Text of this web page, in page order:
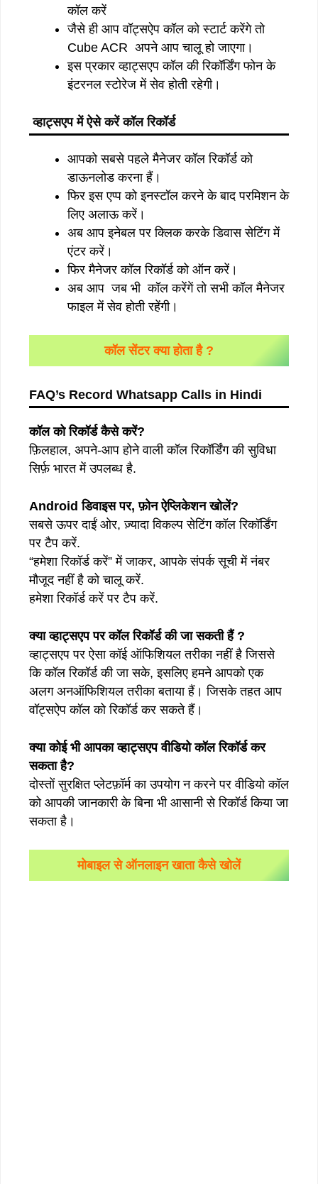
कॉल करें
जैसे ही आप वॉट्सऐप कॉल को स्टार्ट करेंगे तो
Cube ACR अपने आप चालू हो जाएगा।
इस प्रकार व्हाट्सएप कॉल की रिकॉर्डिंग फोन के
इंटरनल स्टोरेज में सेव होती रहेगी।
व्हाट्सएप में ऐसे करें कॉल रिकॉर्ड
आपको सबसे पहले मैनेजर कॉल रिकॉर्ड को
डाऊनलोड करना हैं।
फिर इस एप्प को इनस्टॉल करने के बाद परमिशन के
लिए अलाऊ करें।
अब आप इनेबल पर क्लिक करके डिवास सेटिंग में
एंटर करें।
फिर मैनेजर कॉल रिकॉर्ड को ऑन करें।
अब आप जब भी कॉल करेंगें तो सभी कॉल मैनेजर
फाइल में सेव होती रहेंगी।
कॉल सेंटर क्या होता है ?
FAQ’s Record Whatsapp Calls in Hindi
कॉल को रिकॉर्ड कैसे करें?
फ़िलहाल, अपने-आप होने वाली कॉल रिकॉर्डिंग की सुविधा
सिर्फ़ भारत में उपलब्ध है.
Android डिवाइस पर, फ़ोन ऐप्लिकेशन खोलें?
सबसे ऊपर दाईं ओर, ज़्यादा विकल्प सेटिंग कॉल रिकॉर्डिंग
पर टैप करें.
“हमेशा रिकॉर्ड करें” में जाकर, आपके संपर्क सूची में नंबर
मौजूद नहीं है को चालू करें.
हमेशा रिकॉर्ड करें पर टैप करें.
क्या व्हाट्सएप पर कॉल रिकॉर्ड की जा सकती हैं ?
व्हाट्सएप पर ऐसा कॉई ऑफिशियल तरीका नहीं है जिससे
कि कॉल रिकॉर्ड की जा सके, इसलिए हमने आपको एक
अलग अनऑफिशियल तरीका बताया हैं। जिसके तहत आप
वॉट्सऐप कॉल को रिकॉर्ड कर सकते हैं।
क्या कोई भी आपका व्हाट्सएप वीडियो कॉल रिकॉर्ड कर
सकता है?
दोस्तों सुरक्षित प्लेटफ़ॉर्म का उपयोग न करने पर वीडियो कॉल
को आपकी जानकारी के बिना भी आसानी से रिकॉर्ड किया जा
सकता है।
मोबाइल से ऑनलाइन खाता कैसे खोलें